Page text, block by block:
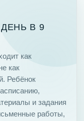
В 9
как
как
Ребёнок
и задания
работы,